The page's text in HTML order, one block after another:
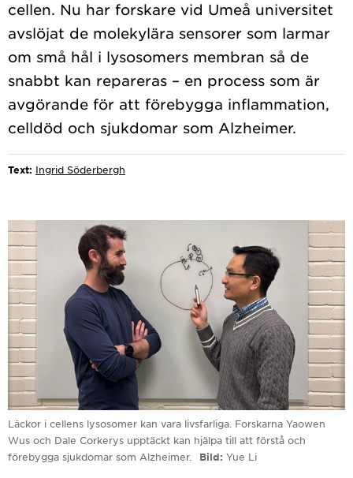
cellen. Nu har forskare vid Umeå universitet
avslöjat de molekylära sensorer som larmar
om små hål i lysosomers membran så de
snabbt kan repareras – en process som är
avgörande för att förebygga inflammation,
Text: Ingrid Söderbergh
Läckor i cellens lysosomer kan vara livsfarliga. Forskarna Yaowen
Wus och Dale Corkerys upptäckt kan hjälpa till att förstå och
förebygga sjukdomar som Alzheimer.
Bild Yue Li